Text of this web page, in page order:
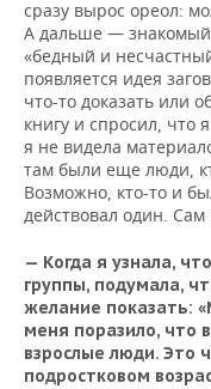
сразу вырос ореол:
А дальше —
«бедный и
появляется идея
что-то доказать или
книгу и спросил, что
я не видела
там были еще люди,
Возможно, кто-то и
действовал один.
— Когда я узнала,
группы, подумала,
желание показать:
меня поразило, что
взрослые люди. Это
подростковом